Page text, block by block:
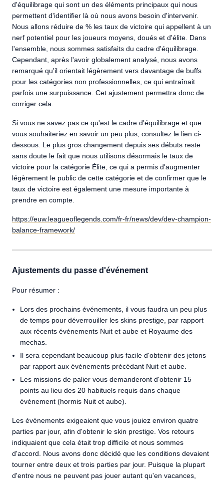
d'équilibrage qui sont un des éléments principaux qui nous
permettent d'identifier là où nous avons besoin d'intervenir.
Nous allons réduire de % les taux de victoire qui appellent à un
nerf potentiel pour les joueurs moyens, doués et d'élite. Dans
l'ensemble, nous sommes satisfaits du cadre d'équilibrage.
Cependant, après l'avoir globalement analysé, nous avons
remarqué qu'il orientait légèrement vers davantage de buffs
pour les catégories non professionnelles, ce qui entraînait
parfois une surpuissance. Cet ajustement permettra donc de
corriger cela.
Si vous ne savez pas ce qu'est le cadre d'équilibrage et que
vous souhaiteriez en savoir un peu plus, consultez le lien ci-
dessous. Le plus gros changement depuis ses débuts reste
sans doute le fait que nous utilisons désormais le taux de
victoire pour la catégorie Élite, ce qui a permis d'augmenter
légèrement le public de cette catégorie et de confirmer que le
taux de victoire est également une mesure importante à
prendre en compte.
https://euw.leagueoflegends.com/fr-fr/news/dev/dev-champion-
balance-framework/
Ajustements du passe d'événement
Pour résumer :
Lors des prochains événements, il vous faudra un peu plus
de temps pour déverrouiller les skins prestige, par rapport
aux récents événements Nuit et aube et Royaume des
mechas.
Il sera cependant beaucoup plus facile d'obtenir des jetons
par rapport aux événements précédant Nuit et aube.
Les missions de palier vous demanderont d'obtenir 15
points au lieu des 20 habituels requis dans chaque
événement (hormis Nuit et aube).
Les événements exigeaient que vous jouiez environ quatre
parties par jour, afin d'obtenir le skin prestige. Vos retours
indiquaient que cela était trop difficile et nous sommes
d'accord. Nous avons donc décidé que les conditions devaient
tourner entre deux et trois parties par jour. Puisque la plupart
d'entre nous ne peuvent pas jouer autant qu'en vacances,